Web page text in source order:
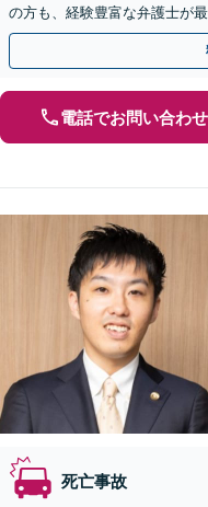
の方も、経験豊富な弁護士が
13拠点】お気軽にご相談くだ
電話でお問い合わせ
死亡事故